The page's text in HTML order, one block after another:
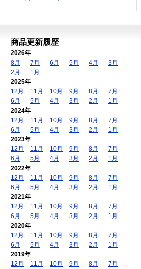
商品更新履歴
2026年
8月
7月 6月 5月 4月
3月
2月
1月
2025年
12月
11月 10月 9月 8月
7月
6月
5月 4月 3月 2月
1月
2024年
12月
11月 10月 9月 8月
7月
6月
5月 4月 3月 2月
1月
2023年
12月
11月 10月 9月 8月
7月
6月
5月 4月 3月 2月
1月
2022年
12月
11月 10月 9月 8月
7月
6月
5月 4月 3月 2月
1月
2021年
12月
11月 10月 9月 8月
7月
6月
5月 4月 3月 2月
1月
2020年
12月
11月 10月 9月 8月
7月
6月
5月 4月 3月 2月
1月
2019年
12月
11月 10月 9月 8月
7月